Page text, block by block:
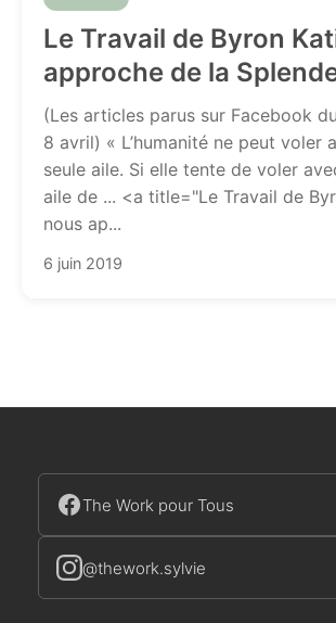
Le Travail de Byron
approche de la
(Les articles parus sur Facebook
8 avril) « L’humanité ne peut voler
seule aile. Si elle tente de voler
aile de ... <a title="Le Travail de
nous ap...
6 juin 2019
The Work pour Tous
@thework.sylvie